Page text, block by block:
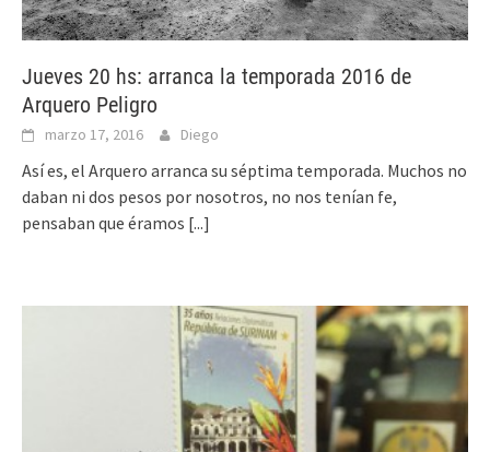
Jueves 20 hs: arranca la temporada 2016 de
Arquero Peligro
marzo 17, 2016 Diego
Así es, el Arquero arranca su séptima temporada. Muchos no
daban ni dos pesos por nosotros, no nos tenían fe,
pensaban que éramos [...]